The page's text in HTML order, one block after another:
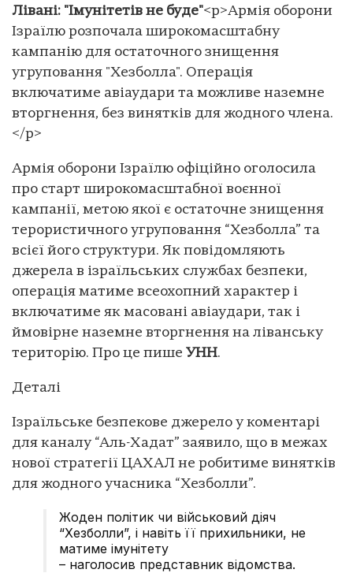
Лівані: "Імунітетів не буде"<p>Армія оборони
Ізраїлю розпочала широкомасштабну
кампанію для остаточного знищення
угруповання "Хезболла". Операція
включатиме авіаудари та можливе наземне
вторгнення, без винятків для жодного члена.
</p>
Армія оборони Ізраїлю офіційно оголосила
про старт широкомасштабної воєнної
кампанії, метою якої є остаточне знищення
терористичного угруповання “Хезболла” та
всієї його структури. Як повідомляють
джерела в ізраїльських службах безпеки,
операція матиме всеохопний характер і
включатиме як масовані авіаудари, так і
ймовірне наземне вторгнення на ліванську
територію. Про це пише УНН.
Деталі
Ізраїльське безпекове джерело у коментарі
для каналу “Аль-Хадат” заявило, що в межах
нової стратегії ЦАХАЛ не робитиме винятків
для жодного учасника “Хезболли”.
Жоден політик чи військовий діяч
“Хезболли”, і навіть її прихильники, не
матиме імунітету
– наголосив представник відомства.